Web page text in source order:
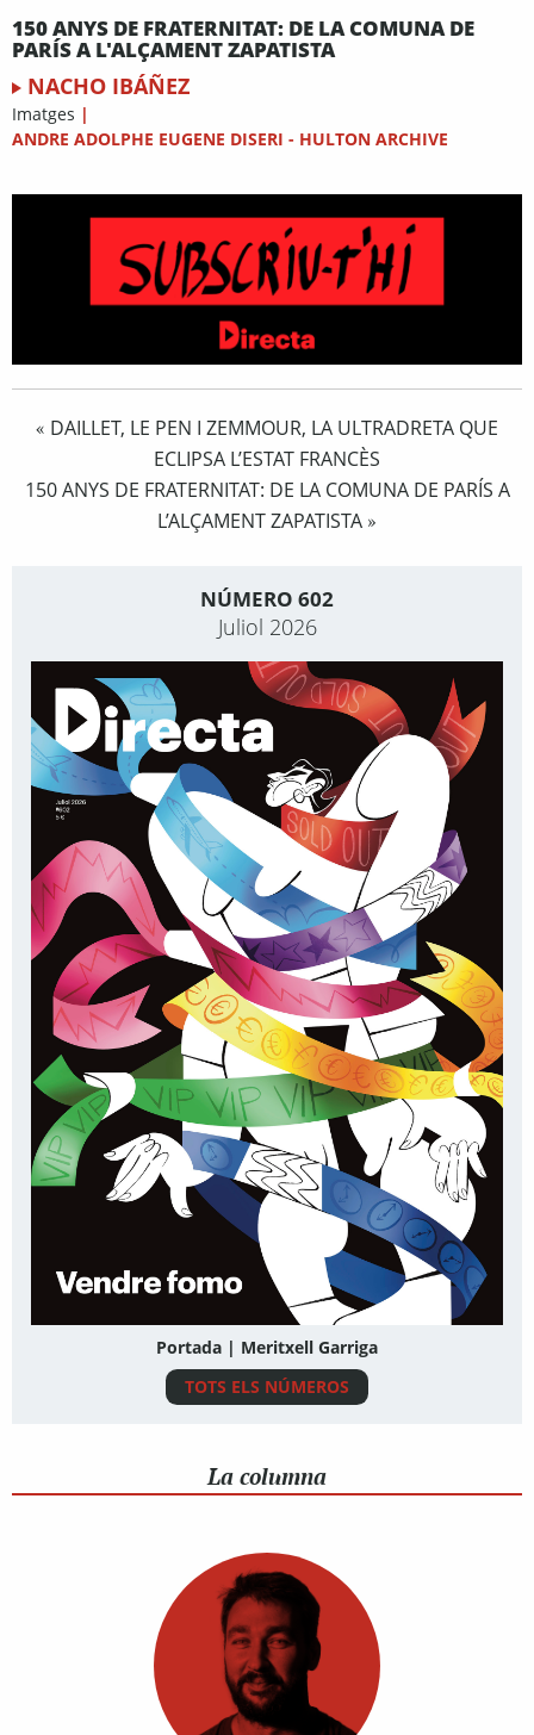
150 ANYS DE FRATERNITAT: DE LA COMUNA DE
PARÍS A L'ALÇAMENT ZAPATISTA
NACHO IBÁÑEZ
Imatges |
ANDRE ADOLPHE EUGENE DISERI - HULTON ARCHIVE
« DAILLET, LE PEN I ZEMMOUR, LA ULTRADRETA QUE
ECLIPSA L’ESTAT FRANCÈS
150 ANYS DE FRATERNITAT: DE LA COMUNA DE PARÍS A
L’ALÇAMENT ZAPATISTA »
NÚMERO 602
Juliol 2026
Portada | Meritxell Garriga
TOTS ELS NÚMEROS
La columna